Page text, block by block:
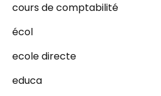
cours de comptabilité
écol
ecole directe
educa